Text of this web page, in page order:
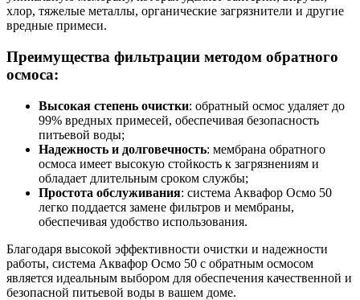
хлор, тяжелые металлы, органические загрязнители и другие
вредные примеси.
Преимущества фильтрации методом обратного
осмоса:
Высокая степень очистки: обратный осмос удаляет до
99% вредных примесей, обеспечивая безопасность
питьевой воды;
Надежность и долговечность: мембрана обратного
осмоса имеет высокую стойкость к загрязнениям и
обладает длительным сроком службы;
Простота обслуживания: система Аквафор Осмо 50
легко поддается замене фильтров и мембраны,
обеспечивая удобство использования.
Благодаря высокой эффективности очистки и надежности
работы, система Аквафор Осмо 50 с обратным осмосом
является идеальным выбором для обеспечения качественной и
безопасной питьевой воды в вашем доме.